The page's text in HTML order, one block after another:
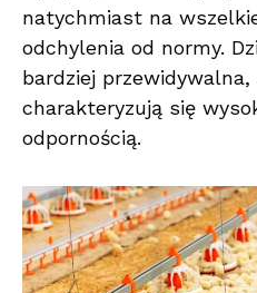
natychmiast na
odchylenia od normy.
bardziej
charakteryzują się
odpornością.